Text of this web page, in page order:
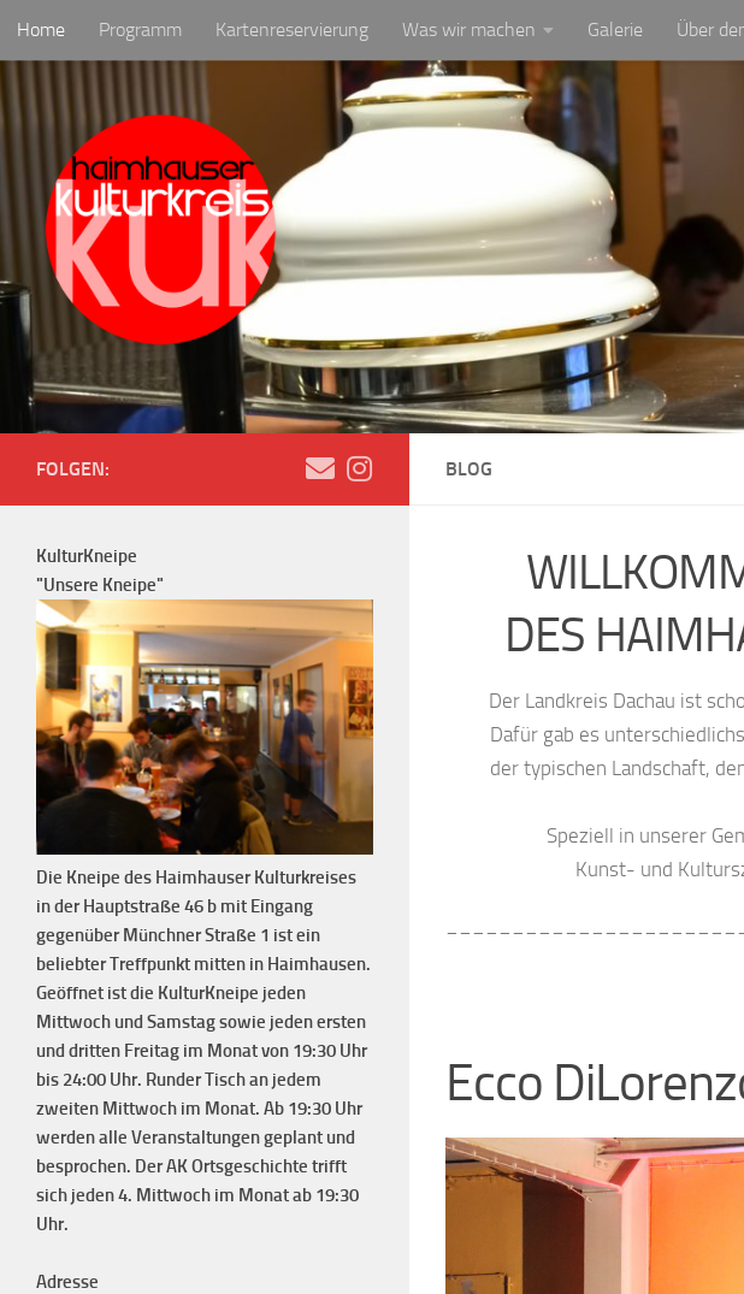
Zum Inhalt springen
Home Programm Kartenreservierung Was wir machen Galerie Über
BLOG
DES
Der Landkreis Dachau ist
Dafür gab es
der typischen Landschaft,
Speziell in unserer
Kunst- und
Ecco
FOLGEN:
KulturKneipe
"Unsere Kneipe"
Die Kneipe des Haimhauser Kulturkreises
in der Hauptstraße 46 b mit Eingang
gegenüber Münchner Straße 1 ist ein
beliebter Treffpunkt mitten in Haimhausen.
Geöffnet ist die KulturKneipe jeden
Mittwoch und Samstag sowie jeden ersten
und dritten Freitag im Monat von 19:30 Uhr
bis 24:00 Uhr. Runder Tisch an jedem
zweiten Mittwoch im Monat. Ab 19:30 Uhr
werden alle Veranstaltungen geplant und
besprochen. Der AK Ortsgeschichte trifft
sich jeden 4. Mittwoch im Monat ab 19:30
Uhr.
Adresse